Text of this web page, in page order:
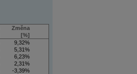
Změna
[%]
9,32%
5,31%
6,23%
2,31%
-3,39%